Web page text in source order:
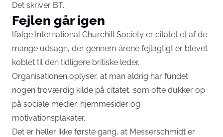
Det skriver BT.
Fejlen går igen
Ifølge International Churchill Society er citatet et af de
mange udsagn, der gennem årene fejlagtigt er blevet
koblet til den tidligere britiske leder.
Organisationen oplyser, at man aldrig har fundet
nogen troværdig kilde på citatet, som ofte dukker op
på sociale medier, hjemmesider og
motivationsplakater.
Det er heller ikke første gang, at Messerschmidt er